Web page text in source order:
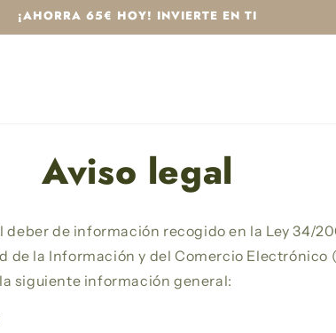
¡AHORRA 65€ HOY! INVIERTE EN TI
Aviso legal
deber de información recogido en la Ley 34/
de la Información y del Comercio Electrónico
siguiente información general: